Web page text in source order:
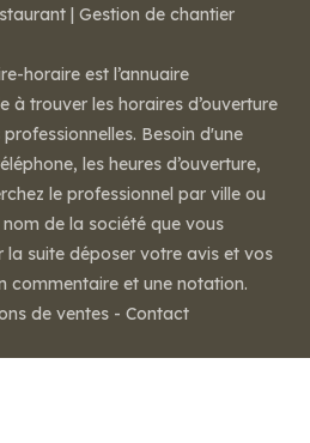
| Gestion de chantier
horaire est l’annuaire
à trouver les horaires d’ouverture
Besoin d'une
les heures d’ouverture,
le professionnel par ville ou
de la société que vous
suite déposer votre avis et vos
commentaire et une notation.
de ventes - Contact